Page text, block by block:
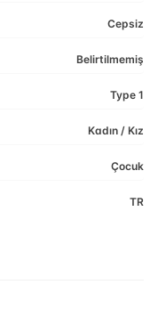
Cepsiz
Belirtilmemiş
Type 1
Kadın / Kız
Çocuk
TR